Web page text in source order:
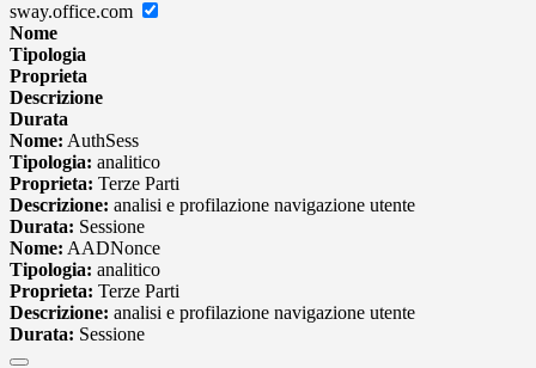
sway.office.com
Nome
Tipologia
Proprieta
Descrizione
Durata
Nome: AuthSess
Tipologia: analitico
Proprieta: Terze Parti
Descrizione: analisi e profilazione navigazione utente
Durata: Sessione
Nome: AADNonce
Tipologia: analitico
Proprieta: Terze Parti
Descrizione: analisi e profilazione navigazione utente
Durata: Sessione